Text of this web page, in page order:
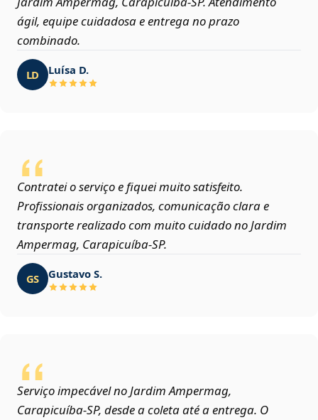
ágil, equipe cuidadosa e entrega no prazo
combinado.
LD Luísa D.
Contratei o serviço e fiquei muito satisfeito.
Profissionais organizados, comunicação clara e
transporte realizado com muito cuidado no Jardim
Ampermag, Carapicuíba‑SP.
GS Gustavo S.
Serviço impecável no Jardim Ampermag,
Carapicuíba‑SP, desde a coleta até a entrega. O